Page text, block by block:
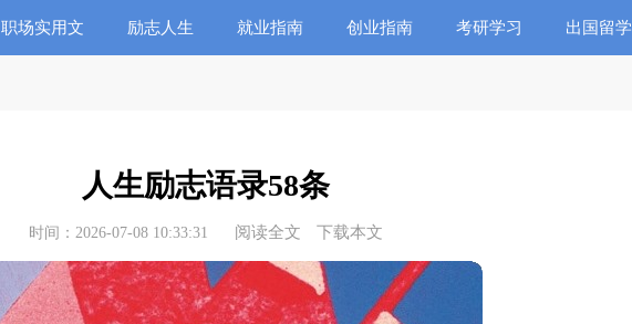
职场实用文 励志人生 就业指南 创业指南 考研学习 出国留学
人生励志语录58条
时间：2026-07-08 10:33:31 阅读全文 下载本文